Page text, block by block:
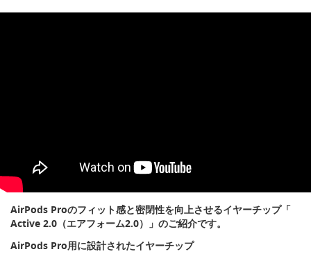
AirPods Proのフィット感と密閉性を向上させるイヤーチップ「
Active 2.0（エアフォーム2.0）」のご紹介です。
AirPods Pro用に設計されたイヤーチップ